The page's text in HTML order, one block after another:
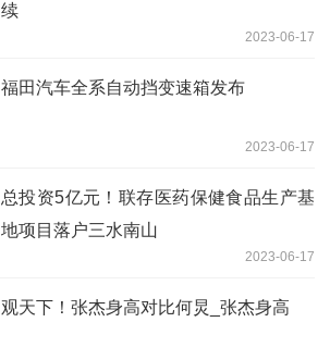
续
2023-06-17
福田汽车全系自动挡变速箱发布
2023-06-17
总投资5亿元！联存医药保健食品生产基
地项目落户三水南山
2023-06-17
观天下！张杰身高对比何炅_张杰身高